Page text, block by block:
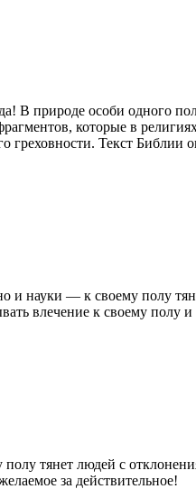
В природе особи одного
которые в
греховности. Текст
науки — к своему полу
влечение к своему
тянет людей с
за действительное!